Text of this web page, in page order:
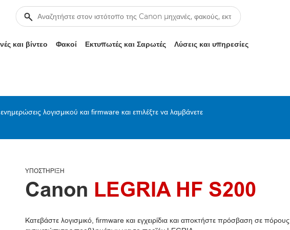
και βίντεο Φακοί Εκτυπωτές και Σαρωτές Λύσεις και υπηρεσίες
λογισμικού και firmware και επιλέξτε να λαμβάνετε
ΥΠΟΣΤΉΡΙΞΗ
Canon LEGRIA HF S200
Κατεβάστε λογισμικό, firmware και εγχειρίδια και αποκτήστε πρόσβαση σε πόρους